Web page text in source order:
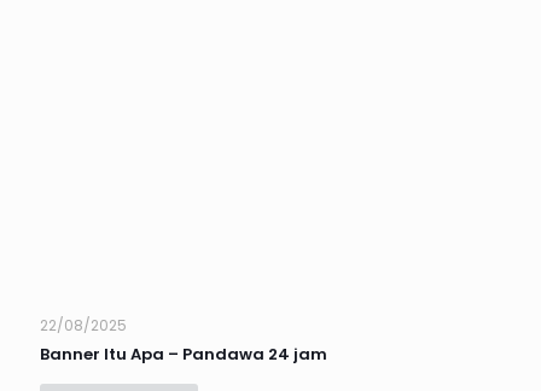
22/08/2025
Banner Itu Apa – Pandawa 24 jam